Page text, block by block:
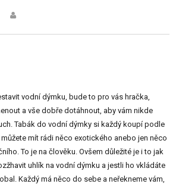
vodní dýmku, bude to pro vás hračka,
a vše dobře dotáhnout, aby vám nikde
Tabák do vodní dýmky si každý koupí podle
mít rádi něco exotického anebo jen něco
To je na člověku. Ovšem důležité je i to jak
uhlík na vodní dýmku a jestli ho vkládáte
Každý má něco do sebe a neřekneme vám,